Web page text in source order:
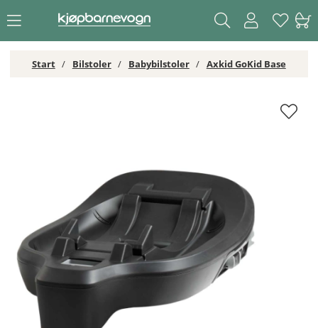
Start Bilstoler Babybilstoler Axkid GoKid Base